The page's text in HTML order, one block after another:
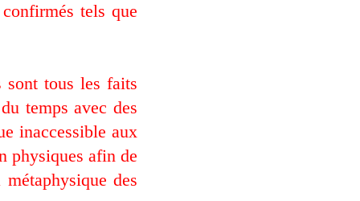
tels que
sont tous les faits
temps avec des
inaccessible aux
physiques afin de
des